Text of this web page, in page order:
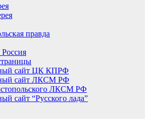
правда
Россия
сайт ЦК КПРФ
сайт ЛКСМ РФ
ЛКСМ РФ
сайт “Русского лада”